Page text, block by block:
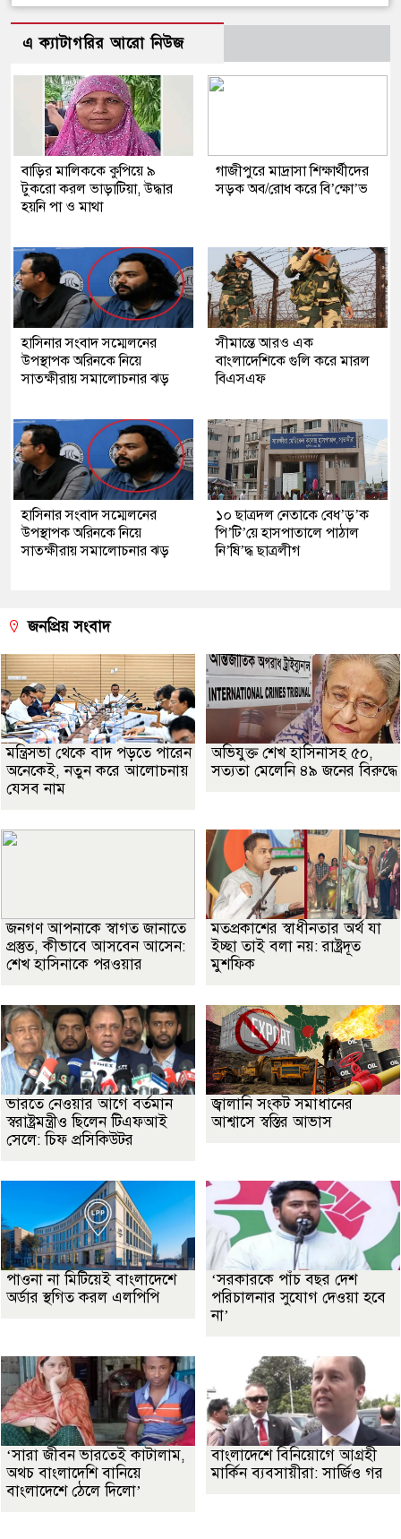
এ ক্যাটাগরির আরো নিউজ
বাড়ির মালিককে কুপিয়ে ৯
টুকরো করল ভাড়াটিয়া, উদ্ধার
হয়নি পা ও মাথা
গাজীপুরে মাদ্রাসা শিক্ষার্থীদের
সড়ক অব/রোধ করে বি’ক্ষো’ভ
হাসিনার সংবাদ সম্মেলনের
উপস্থাপক অরিনকে নিয়ে
সাতক্ষীরায় সমালোচনার ঝড়
সীমান্তে আরও এক
বাংলাদেশিকে গুলি করে মারল
বিএসএফ
হাসিনার সংবাদ সম্মেলনের
উপস্থাপক অরিনকে নিয়ে
সাতক্ষীরায় সমালোচনার ঝড়
১০ ছাত্রদল নেতাকে বেধ’ড়’ক
পি’টি’য়ে হাসপাতালে পাঠাল
নি’ষি’দ্ধ ছাত্রলীগ
জনপ্রিয় সংবাদ
মন্ত্রিসভা থেকে বাদ পড়তে পারেন
অনেকেই, নতুন করে আলোচনায়
যেসব নাম
অভিযুক্ত শেখ হাসিনাসহ ৫০,
সত্যতা মেলেনি ৪৯ জনের বিরুদ্ধে
জনগণ আপনাকে স্বাগত জানাতে
প্রস্তুত, কীভাবে আসবেন আসেন:
শেখ হাসিনাকে পরওয়ার
মতপ্রকাশের স্বাধীনতার অর্থ যা
ইচ্ছা তাই বলা নয়: রাষ্ট্রদূত
মুশফিক
ভারতে নেওয়ার আগে বর্তমান
স্বরাষ্ট্রমন্ত্রীও ছিলেন টিএফআই
সেলে: চিফ প্রসিকিউটর
জ্বালানি সংকট সমাধানের
আশ্বাসে স্বস্তির আভাস
পাওনা না মিটিয়েই বাংলাদেশে
অর্ডার স্থগিত করল এলপিপি
‘সরকারকে পাঁচ বছর দেশ
পরিচালনার সুযোগ দেওয়া হবে
না’
‘সারা জীবন ভারতেই কাটালাম,
অথচ বাংলাদেশি বানিয়ে
বাংলাদেশে ঠেলে দিলো’
বাংলাদেশে বিনিয়োগে আগ্রহী
মার্কিন ব্যবসায়ীরা: সার্জিও গর